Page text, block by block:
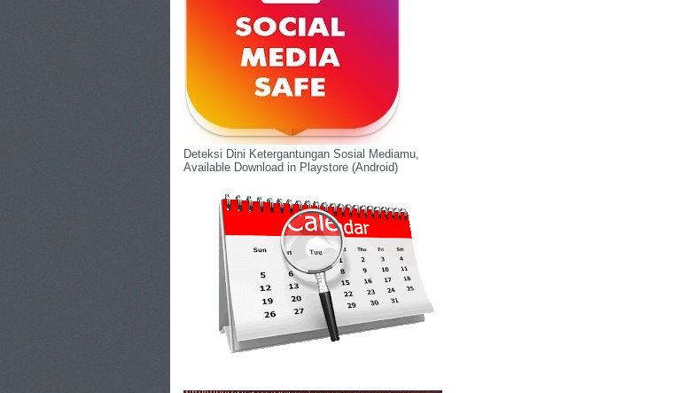
Deteksi Dini Ketergantungan Sosial Mediamu,
Available Download in Playstore (Android)